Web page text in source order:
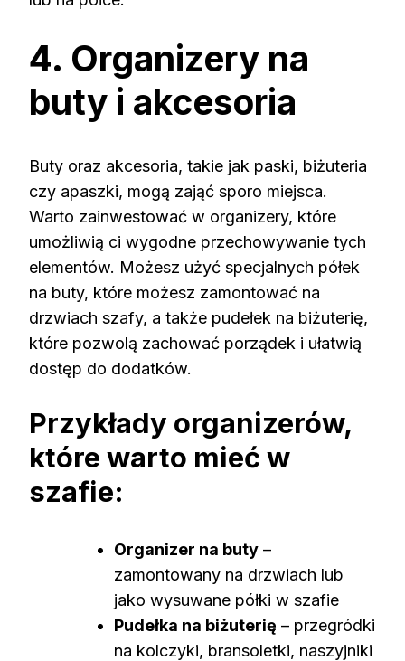
4. Organizery na
buty i akcesoria
Buty oraz akcesoria, takie jak paski, biżuteria
czy apaszki, mogą zająć sporo miejsca.
Warto zainwestować w organizery, które
umożliwią ci wygodne przechowywanie tych
elementów. Możesz użyć specjalnych półek
na buty, które możesz zamontować na
drzwiach szafy, a także pudełek na biżuterię,
które pozwolą zachować porządek i ułatwią
dostęp do dodatków.
Przykłady organizerów,
które warto mieć w
szafie:
Organizer na buty –
zamontowany na drzwiach lub
jako wysuwane półki w szafie
Pudełka na biżuterię – przegródki
na kolczyki, bransoletki, naszyjniki